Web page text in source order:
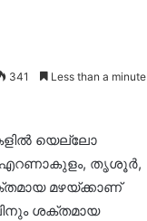
341 Less than a minute
യെല്ലോ
എറണാകുളം, തൃശൂർ,
മഴയ്ക്കാണ്
ശക്തമായ